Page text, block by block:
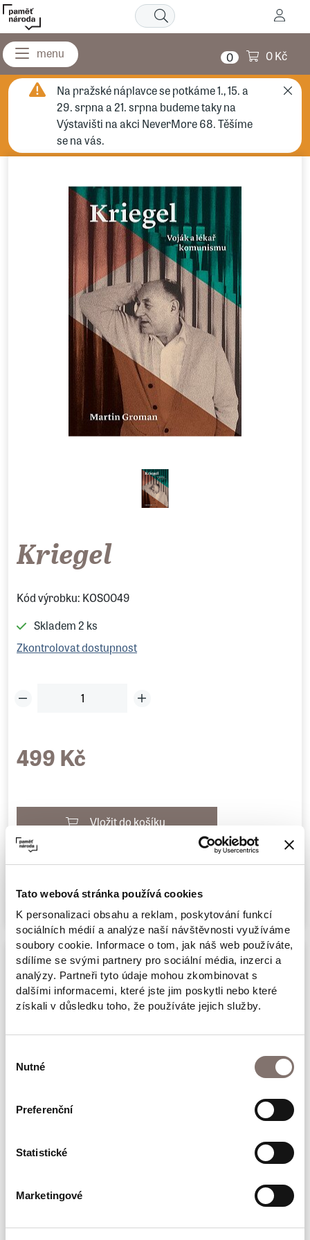
Tato webová stránka používá cookies
K personalizaci obsahu a reklam, poskytování funkcí
sociálních médií a analýze naší návštěvnosti využíváme
soubory cookie. Informace o tom, jak náš web používáte,
sdílíme se svými partnery pro sociální média, inzerci a
analýzy. Partneři tyto údaje mohou zkombinovat s
dalšími informacemi, které jste jim poskytli nebo které
získali v důsledku toho, že používáte jejich služby.
souhlasu
Nutné
Preferenční
Statistické
Marketingové
0 0 Kč
Na pražské náplavce se potkáme 1., 15. a
29. srpna a 21. srpna budeme taky na
Výstavišti na akci NeverMore 68. Těšíme
se na vás.
Kriegel
Kód výrobku: KOS0049
Skladem 2 ks
Zkontrolovat dostupnost
499 Kč
Vložit do košíku
Poslat e-mailem
Popis produktu
Parametry
totalitních režimů
Krieglovi v roce 1988 napsal, že by jednou